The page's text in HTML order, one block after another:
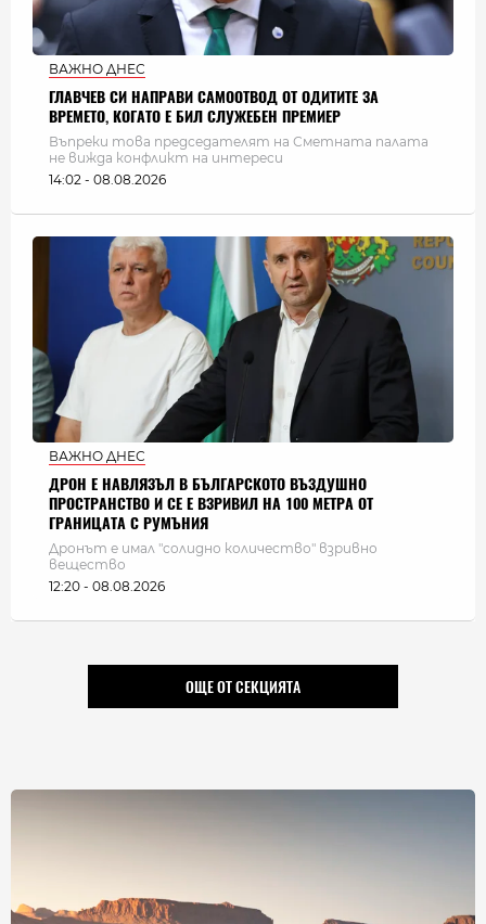
ВАЖНО ДНЕС
ГЛАВЧЕВ СИ НАПРАВИ САМООТВОД ОТ ОДИТИТЕ ЗА
ВРЕМЕТО, КОГАТО Е БИЛ СЛУЖЕБЕН ПРЕМИЕР
Въпреки това председателят на Сметната палата
не вижда конфликт на интереси
14:02 - 08.08.2026
ВАЖНО ДНЕС
ДРОН Е НАВЛЯЗЪЛ В БЪЛГАРСКОТО ВЪЗДУШНО
ПРОСТРАНСТВО И СЕ Е ВЗРИВИЛ НА 100 МЕТРА ОТ
ГРАНИЦАТА С РУМЪНИЯ
Дронът е имал "солидно количество" взривно
вещество
12:20 - 08.08.2026
ОЩЕ ОТ СЕКЦИЯТА